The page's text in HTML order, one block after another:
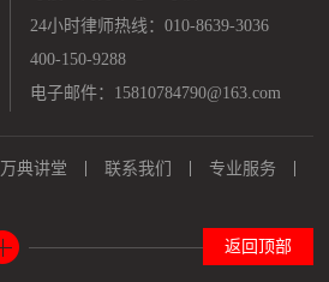
24小时律师热线：010-8639-3036
400-150-9288
电子邮件：15810784790@163.com
万典讲堂 联系我们
专业服务
返回顶部